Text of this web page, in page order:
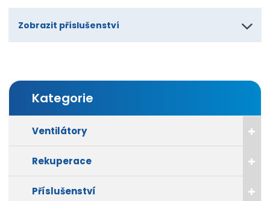
Zobrazit příslušenství
Kategorie
Ventilátory
Rekuperace
Příslušenství